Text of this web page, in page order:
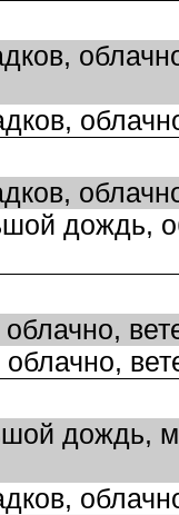
дождь,
дождь,